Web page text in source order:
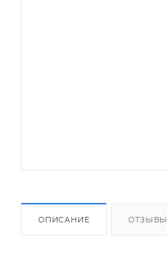
ОПИСАНИЕ ОТЗЫВЫ